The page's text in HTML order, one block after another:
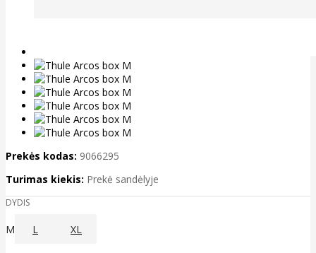
Prekės kodas: 9066295
Turimas kiekis: Prekė sandėlyje
DYDIS
M L XL